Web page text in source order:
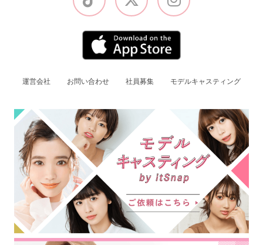
運営会社 お問い合わせ 社員募集 モデルキャスティング